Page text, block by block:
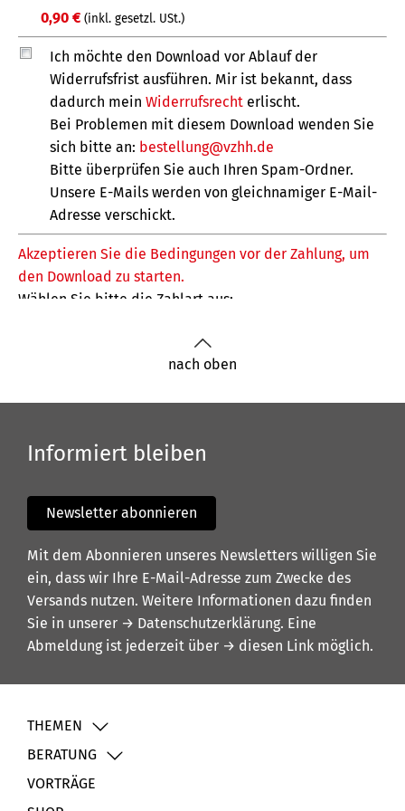
nach oben
Informiert bleiben
Newsletter abonnieren
Mit dem Abonnieren unseres Newsletters willigen Sie
ein, dass wir Ihre E-Mail-Adresse zum Zwecke des
Versands nutzen. Weitere Informationen dazu finden
Sie in unserer → Datenschutzerklärung. Eine
Abmeldung ist jederzeit über → diesen Link möglich.
THEMEN
BERATUNG
VORTRÄGE